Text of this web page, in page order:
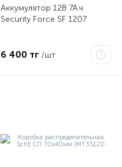
Аккумулятор 12В 7А.ч
Security Force SF 1207
6 400 тг /шт